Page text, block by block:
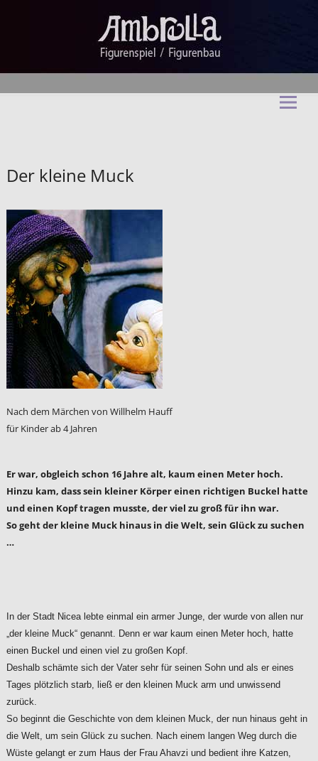
Der kleine Muck
Nach dem Märchen von Willhelm Hauff
für Kinder ab 4 Jahren
Er war, obgleich schon 16 Jahre alt, kaum einen Meter hoch.
Hinzu kam, dass sein kleiner Körper einen richtigen Buckel hatte
und einen Kopf tragen musste, der viel zu groß für ihn war.
So geht der kleine Muck hinaus in die Welt, sein Glück zu suchen
…
In der Stadt Nicea lebte einmal ein armer Junge, der wurde von allen nur
„der kleine Muck“ genannt. Denn er war kaum einen Meter hoch, hatte
einen Buckel und einen viel zu großen Kopf.
Deshalb schämte sich der Vater sehr für seinen Sohn und als er eines
Tages plötzlich starb, ließ er den kleinen Muck arm und unwissend
zurück.
So beginnt die Geschichte von dem kleinen Muck, der nun hinaus geht in
die Welt, um sein Glück zu suchen. Nach einem langen Weg durch die
Wüste gelangt er zum Haus der Frau Ahavzi und bedient ihre Katzen,